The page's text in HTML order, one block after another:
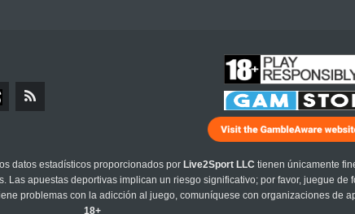
datos estadísticos proporcionados por Live2Sport LLC tienen únicamente
apuestas deportivas implican un riesgo significativo; por favor, juegue de
problemas con la adicción al juego, comuníquese con organizaciones de
18+